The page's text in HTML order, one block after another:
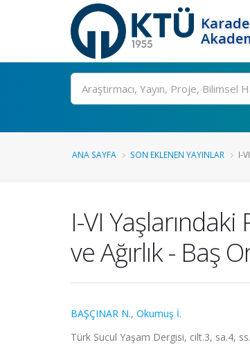
Ara
ANA SAYFA SON EKLENEN YAYINLAR I-
I-VI
ve Ağırlık - Baş
BAŞÇINAR N., Okumuş İ.
Türk Sucul Yaşam Dergisi, cilt.3, sa.4,